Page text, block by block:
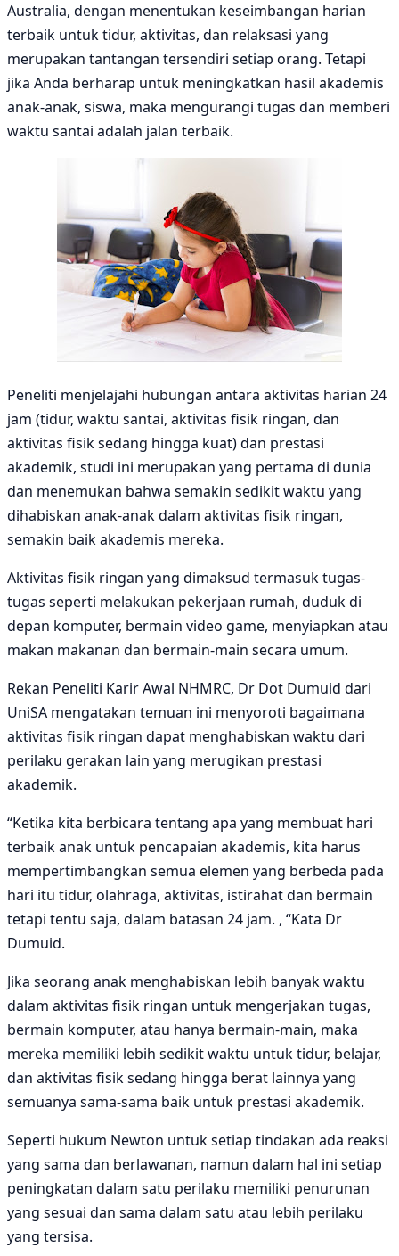
Australia, dengan menentukan keseimbangan harian
terbaik untuk tidur, aktivitas, dan relaksasi yang
merupakan tantangan tersendiri setiap orang. Tetapi
jika Anda berharap untuk meningkatkan hasil akademis
anak-anak, siswa, maka mengurangi tugas dan memberi
waktu santai adalah jalan terbaik.
Peneliti menjelajahi hubungan antara aktivitas harian 24
jam (tidur, waktu santai, aktivitas fisik ringan, dan
aktivitas fisik sedang hingga kuat) dan prestasi
akademik, studi ini merupakan yang pertama di dunia
dan menemukan bahwa semakin sedikit waktu yang
dihabiskan anak-anak dalam aktivitas fisik ringan,
semakin baik akademis mereka.
Aktivitas fisik ringan yang dimaksud termasuk tugas-
tugas seperti melakukan pekerjaan rumah, duduk di
depan komputer, bermain video game, menyiapkan atau
makan makanan dan bermain-main secara umum.
Rekan Peneliti Karir Awal NHMRC, Dr Dot Dumuid dari
UniSA mengatakan temuan ini menyoroti bagaimana
aktivitas fisik ringan dapat menghabiskan waktu dari
perilaku gerakan lain yang merugikan prestasi
akademik.
“Ketika kita berbicara tentang apa yang membuat hari
terbaik anak untuk pencapaian akademis, kita harus
mempertimbangkan semua elemen yang berbeda pada
hari itu tidur, olahraga, aktivitas, istirahat dan bermain
tetapi tentu saja, dalam batasan 24 jam. , “Kata Dr
Dumuid.
Jika seorang anak menghabiskan lebih banyak waktu
dalam aktivitas fisik ringan untuk mengerjakan tugas,
bermain komputer, atau hanya bermain-main, maka
mereka memiliki lebih sedikit waktu untuk tidur, belajar,
dan aktivitas fisik sedang hingga berat lainnya yang
semuanya sama-sama baik untuk prestasi akademik.
Seperti hukum Newton untuk setiap tindakan ada reaksi
yang sama dan berlawanan, namun dalam hal ini setiap
peningkatan dalam satu perilaku memiliki penurunan
yang sesuai dan sama dalam satu atau lebih perilaku
yang tersisa.